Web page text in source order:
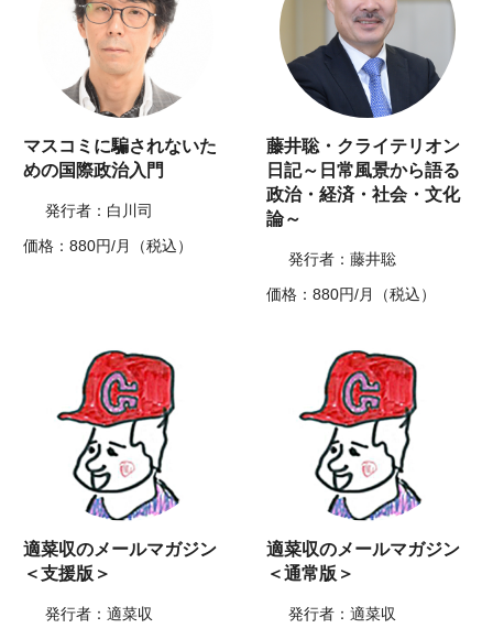
マスコミに騙されないた
めの国際政治入門
発行者：白川司
価格：880円/月（税込）
藤井聡・クライテリオン
日記～日常風景から語る
政治・経済・社会・文化
論～
発行者：藤井聡
価格：880円/月（税込）
適菜収のメールマガジン
＜支援版＞
発行者：適菜収
適菜収のメールマガジン
＜通常版＞
発行者：適菜収